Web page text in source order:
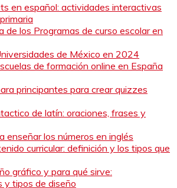
en español: actividades interactivas
de los Programas de curso escolar en
de México en 2024
de formación online en España
principantes para crear quizzes
de latín: oraciones, frases y
enseñar los números en inglés
curricular: definición y los tipos que
gráfico y para qué sirve:
y tipos de diseño